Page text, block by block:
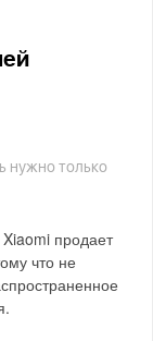
нужно только
продает
что не